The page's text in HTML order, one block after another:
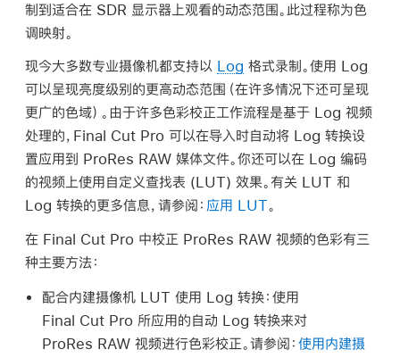
制到适合在 SDR 显示器上观看的动态范围。此过程称为色
调映射。
现今大多数专业摄像机都支持以 Log 格式录制。使用 Log
可以呈现亮度级别的更高动态范围（在许多情况下还可呈现
更广的色域）。由于许多色彩校正工作流程是基于 Log 视频
处理的，Final Cut Pro 可以在导入时自动将 Log 转换设
置应用到 ProRes RAW 媒体文件。你还可以在 Log 编码
的视频上使用自定义查找表 (LUT) 效果。有关 LUT 和
Log 转换的更多信息，请参阅： 应用 LUT。
在 Final Cut Pro 中校正 ProRes RAW 视频的色彩有三
种主要方法：
配合内建摄像机 LUT 使用 Log 转换： 使用
Final Cut Pro 所应用的自动 Log 转换来对
ProRes RAW视频进行色彩校正。请参阅： 使用内建摄